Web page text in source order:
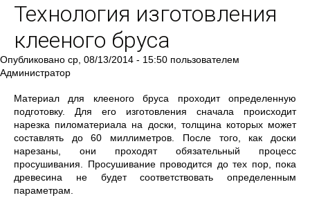
Технология изготовления
клееного бруса
Опубликовано ср, 08/13/2014 - 15:50 пользователем
Администратор
Материал для клееного бруса проходит определенную
подготовку. Для его изготовления сначала происходит
нарезка пиломатериала на доски, толщина которых может
составлять до 60 миллиметров. После того, как доски
нарезаны, они проходят обязательный процесс
просушивания. Просушивание проводится до тех пор, пока
древесина не будет соответствовать определенным
параметрам.